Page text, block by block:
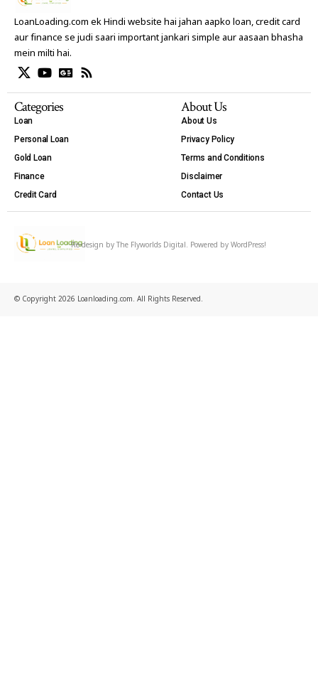
LoanLoading.com ek Hindi website hai jahan aapko loan, credit card
aur finance se judi saari important jankari simple aur aasaan bhasha
mein milti hai.
Categories
Loan
Personal Loan
Gold Loan
Finance
Credit Card
About Us
About Us
Privacy Policy
Terms and Conditions
Disclaimer
Contact Us
Re-design by The Flyworlds Digital. Powered by WordPress!
© Copyright 2026 Loanloading.com. All Rights Reserved.